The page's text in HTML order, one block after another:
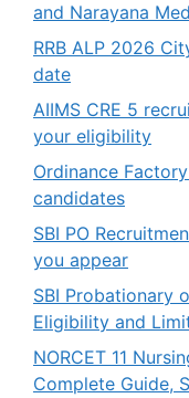
and Narayana
RRB ALP 2026
date
AIIMS CRE 5
your eligibility
Ordinance
candidates
SBI PO
you appear
SBI Probationary
Eligibility and
NORCET 11
Complete Guide,